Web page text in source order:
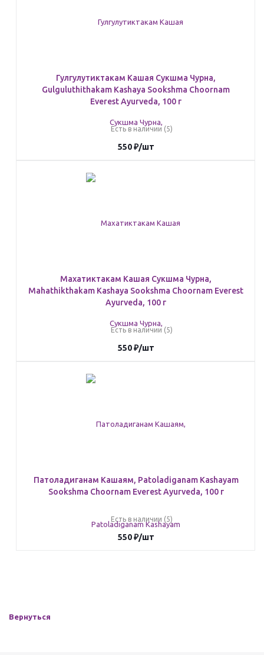
Гулгулутиктакам Кашая Сукшма Чурна,
Gulguluthithakam Kashaya Sookshma Choornam
Everest Ayurveda, 100 г
Есть в наличии (5)
550₽/шт
Махатиктакам Кашая Сукшма Чурна,
Mahathikthakam Kashaya Sookshma Choornam Everest
Ayurveda, 100 г
Есть в наличии (5)
550₽/шт
Патоладиганам Кашаям, Patoladiganam Kashayam
Sookshma Choornam Everest Ayurveda, 100 г
Есть в наличии (5)
550₽/шт
Вернуться